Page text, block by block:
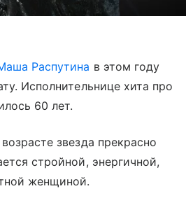
Распутина в этом году
Исполнительнице хита про
60 лет.
звезда прекрасно
стройной, энергичной,
женщиной.